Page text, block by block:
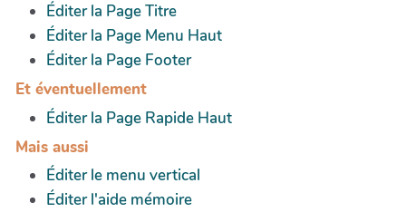
Éditer la Page Titre
Éditer la Page Menu Haut
Éditer la Page Footer
Et éventuellement
Éditer la Page Rapide Haut
Mais aussi
Éditer le menu vertical
Éditer l'aide mémoire